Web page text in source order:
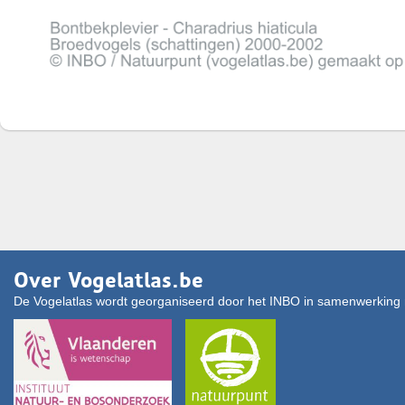
Over Vogelatlas.be
De Vogelatlas wordt georganiseerd door het INBO in